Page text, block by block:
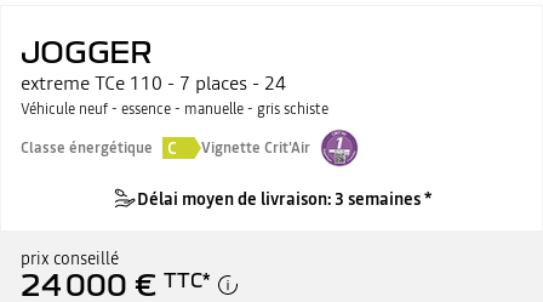
JOGGER
extreme TCe 110 - 7 places - 24
Véhicule neuf - essence - manuelle - gris schiste
Classe énergétique
C Vignette Crit'Air
Délai moyen de livraison: 3 semaines *
prix conseillé
24 000 € TTC*